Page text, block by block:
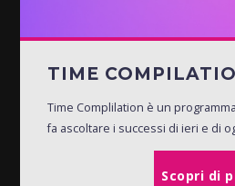
TIME
Time Complilation è un
fa ascoltare i successi di ieri e di
Scopri di